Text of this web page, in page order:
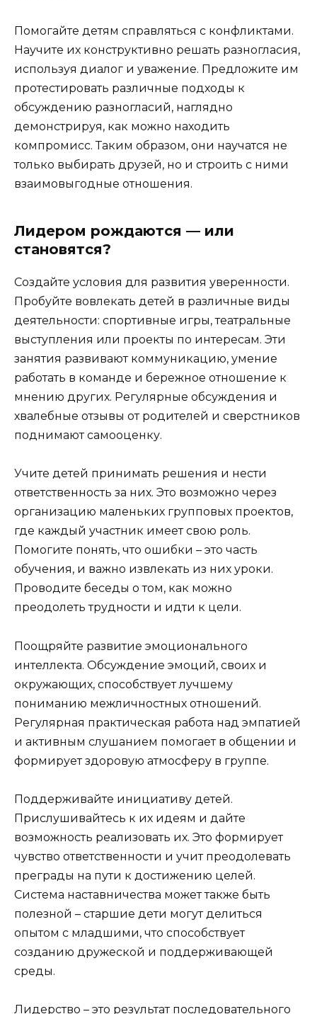
Помогайте детям справляться с конфликтами.
Научите их конструктивно решать разногласия,
используя диалог и уважение. Предложите им
протестировать различные подходы к
обсуждению разногласий, наглядно
демонстрируя, как можно находить
компромисс. Таким образом, они научатся не
только выбирать друзей, но и строить с ними
взаимовыгодные отношения.
Лидером рождаются — или
становятся?
Создайте условия для развития уверенности.
Пробуйте вовлекать детей в различные виды
деятельности: спортивные игры, театральные
выступления или проекты по интересам. Эти
занятия развивают коммуникацию, умение
работать в команде и бережное отношение к
мнению других. Регулярные обсуждения и
хвалебные отзывы от родителей и сверстников
поднимают самооценку.
Учите детей принимать решения и нести
ответственность за них. Это возможно через
организацию маленьких групповых проектов,
где каждый участник имеет свою роль.
Помогите понять, что ошибки – это часть
обучения, и важно извлекать из них уроки.
Проводите беседы о том, как можно
преодолеть трудности и идти к цели.
Поощряйте развитие эмоционального
интеллекта. Обсуждение эмоций, своих и
окружающих, способствует лучшему
пониманию межличностных отношений.
Регулярная практическая работа над эмпатией
и активным слушанием помогает в общении и
формирует здоровую атмосферу в группе.
Поддерживайте инициативу детей.
Прислушивайтесь к их идеям и дайте
возможность реализовать их. Это формирует
чувство ответственности и учит преодолевать
преграды на пути к достижению целей.
Система наставничества может также быть
полезной – старшие дети могут делиться
опытом с младшими, что способствует
созданию дружеской и поддерживающей
среды.
Лидерство – это результат последовательного